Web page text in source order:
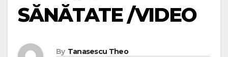
SĂNĂTATE /VIDEO
By Tanasescu Theo